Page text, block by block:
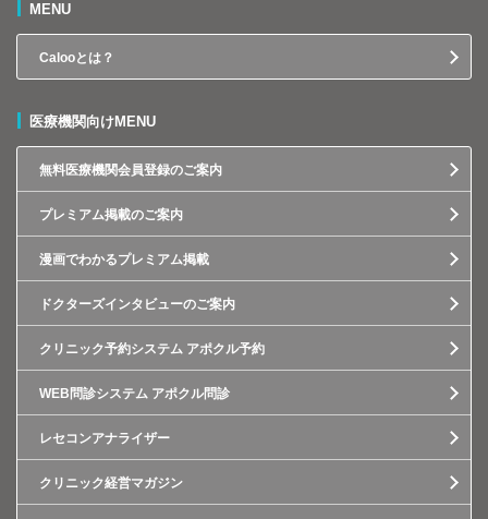
MENU
Calooとは？
医療機関向けMENU
無料医療機関会員登録のご案内
プレミアム掲載のご案内
漫画でわかるプレミアム掲載
ドクターズインタビューのご案内
クリニック予約システム アポクル予約
WEB問診システム アポクル問診
レセコンアナライザー
クリニック経営マガジン